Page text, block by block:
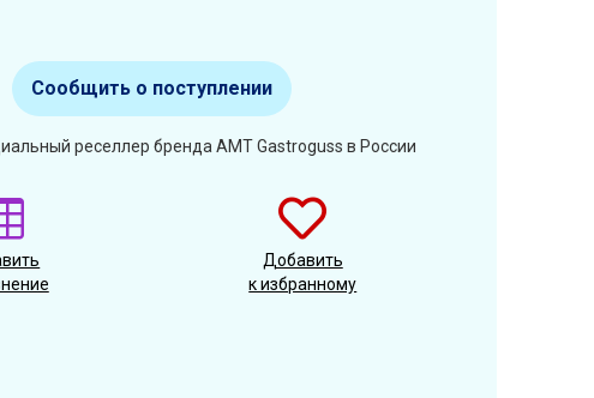
Сообщить о поступлении
реселлер бренда AMT Gastroguss в России
Добавить
к избранному